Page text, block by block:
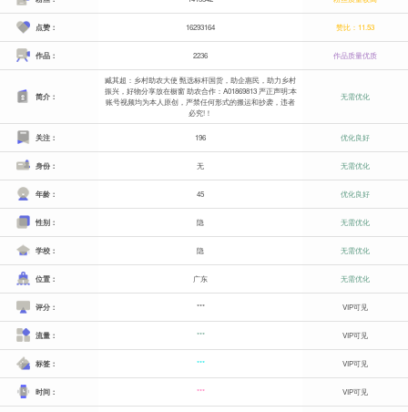
点赞： 16293164 赞比：11.53
作品： 2236 作品质量优质
简介：
臧其超：乡村助农大使 甄选标杆国货，助企惠民，助力乡村
振兴，好物分享放在橱窗 助农合作：A01869813 严正声明:本
账号视频均为本人原创，严禁任何形式的搬运和抄袭，违者
必究!！
无需优化
关注： 196 优化良好
身份： 无 无需优化
年龄： 45 优化良好
性别： 隐 无需优化
学校： 隐 无需优化
位置： 广东 无需优化
评分： *** VIP可见
流量： *** VIP可见
标签： *** VIP可见
时间： *** VIP可见